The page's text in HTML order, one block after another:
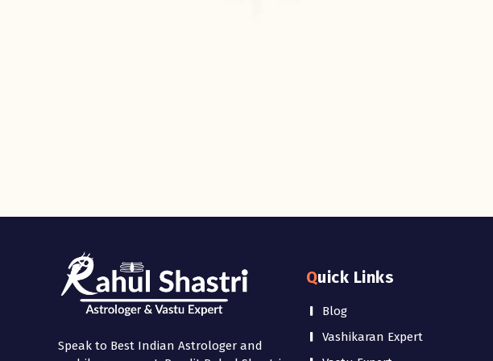
Speak to Best Indian Astrologer and
Quick Links
Blog
Vashikaran Expert